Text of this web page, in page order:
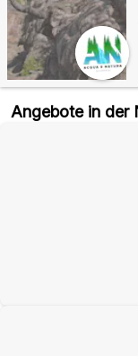
Angebote in der